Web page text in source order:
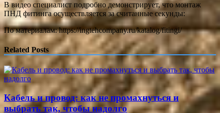
В видео специалист подробно демонстрирует, что монтаж
ПНД фитинга осуществляется за считанные секунды:
По материалам: https://ingtehcompany.ru/katalog/fitingi/
Related Posts
Кабель и провод: как не промахнуться и
выбрать так, чтобы надолго